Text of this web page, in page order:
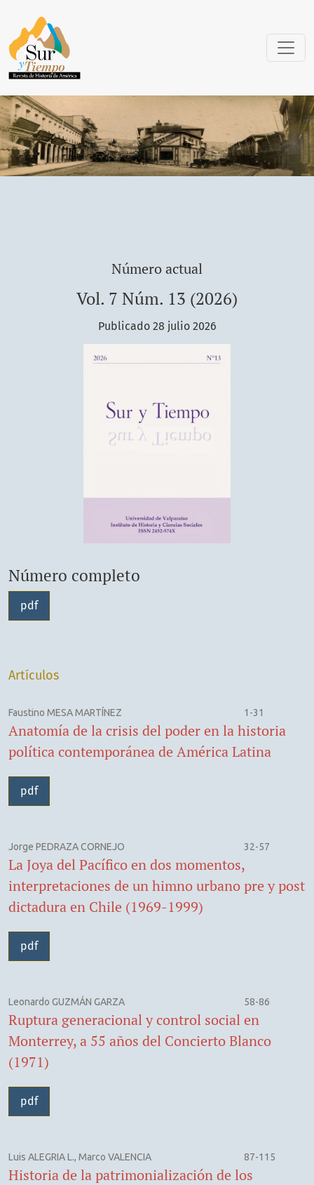
Número actual
Vol. 7 Núm. 13 (2026)
Publicado 28 julio 2026
Número completo
pdf
Artículos
Faustino MESA MARTÍNEZ 1-31
Anatomía de la crisis del poder en la historia
política contemporánea de América Latina
pdf
Jorge PEDRAZA CORNEJO 32-57
La Joya del Pacífico en dos momentos,
interpretaciones de un himno urbano pre y post
dictadura en Chile (1969-1999)
pdf
Leonardo GUZMÁN GARZA 58-86
Ruptura generacional y control social en
Monterrey, a 55 años del Concierto Blanco
(1971)
pdf
Luis ALEGRIA L., Marco VALENCIA 87-115
Historia de la patrimonialización de los